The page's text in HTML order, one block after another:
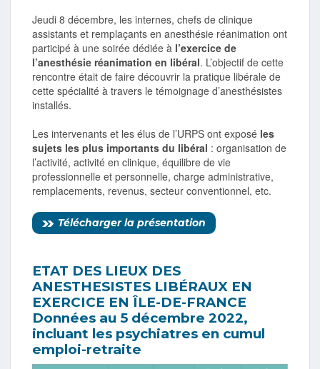
Jeudi 8 décembre, les internes, chefs de clinique
assistants et remplaçants en anesthésie réanimation ont
participé à une soirée dédiée à l’exercice de
l’anesthésie réanimation en libéral. L’objectif de cette
rencontre était de faire découvrir la pratique libérale de
cette spécialité à travers le témoignage d’anesthésistes
installés.
Les intervenants et les élus de l’URPS ont exposé les
sujets les plus importants du libéral : organisation de
l’activité, activité en clinique, équilibre de vie
professionnelle et personnelle, charge administrative,
remplacements, revenus, secteur conventionnel, etc.
Télécharger la présentation
ETAT DES LIEUX DES
ANESTHESISTES LIBÉRAUX EN
EXERCICE ENÎLE-DE-FRANCE
Données au 5 décembre 2022,
incluant les psychiatres en cumul
emploi-retraite